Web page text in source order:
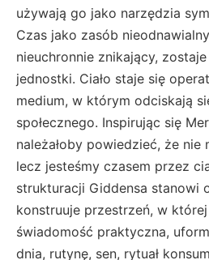
używają go jako narzędzia
Czas jako zasób
nieuchronnie znikający,
jednostki. Ciało staje się
medium, w którym odciskają
społecznego. Inspirując się
należałoby powiedzieć, że nie
lecz jesteśmy czasem przez
strukturacji Giddensa stanowi
konstruuje przestrzeń, w
świadomość praktyczna,
dnia, rutynę, sen, rytuał